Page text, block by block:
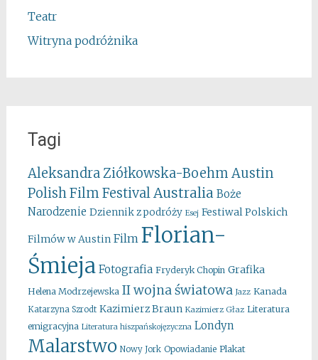
Teatr
Witryna podróżnika
Tagi
Aleksandra Ziółkowska-Boehm Austin
Polish Film FestivalAustralia Boże
Narodzenie Dziennik z podróży Esej Festiwal Polskich
Filmów w Austin Film Florian-
Śmieja Fotografia Fryderyk Chopin Grafika
Helena Modrzejewska II wojna światowa Jazz Kanada
Katarzyna Szrodt Kazimierz Braun Kazimierz Głaz Literatura
emigracyjna Literatura hiszpańskojęzyczna Londyn
Malarstwo Nowy Jork Opowiadanie Plakat